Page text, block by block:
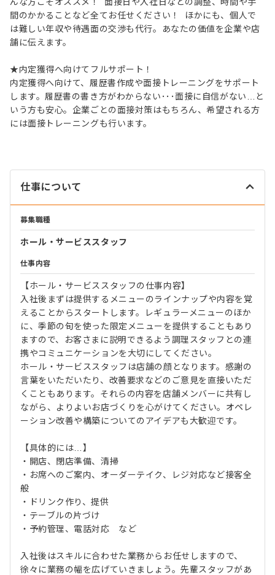
間のかかることなど全てお任せください！ ほかにも、個人で
は難しい年収や待遇面の交渉も代行。あなたの価値を企業や店
舗に伝えます。
★内定獲得へ向けてフルサポート！
内定獲得へ向けて、履歴書作成や面接トレーニングをサポート
します。履歴書の書き方がわからない･･･面接に自信がない…と
いう方も安心。企業ごとの面接対策はもちろん、希望される方
には面接トレーニングも行います。
仕事について
募集職種
ホール・サービススタッフ
仕事内容
【ホール・サービススタッフの仕事内容】
入社後まずは提供するメニューのラインナップや内容を覚
えることからスタートします。レギュラーメニューのほか
に、季節の旬を使った限定メニューを提供することもあり
ますので、お客さまに説明できるよう調理スタッフとの連
携やコミュニケーションを大切にしてください。
ホール・サービススタッフは店舗の顔となります。感謝の
言葉をいただいたり、改善要求などのご意見を直接いただ
くこともあります。それらの内容を店舗メンバーに共有し
ながら、よりよいお店づくりを心がけてください。オペレ
ーション改善や構築についてのアイデアも大歓迎です。
【具体的には…】
・開店、閉店準備、清掃
・お席へのご案内、オーダーテイク、レジ対応など接客全
般
・ドリンク作り、提供
・テーブルの片づけ
・予約管理、電話対応 など
入社後はスキルに合わせた業務からお任せしますので、
徐々に業務の幅を広げていきましょう。先輩スタッフがあ